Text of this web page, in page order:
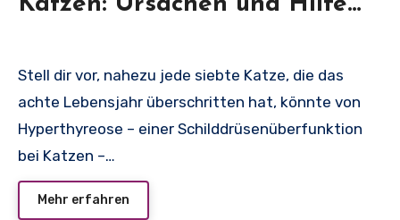
Stell dir vor, nahezu jede siebte Katze, die das
achte Lebensjahr überschritten hat, könnte von
Hyperthyreose – einer Schilddrüsenüberfunktion
bei Katzen –…
Mehr erfahren